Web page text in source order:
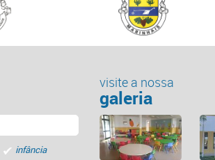
infância
visite a nossa
galeria